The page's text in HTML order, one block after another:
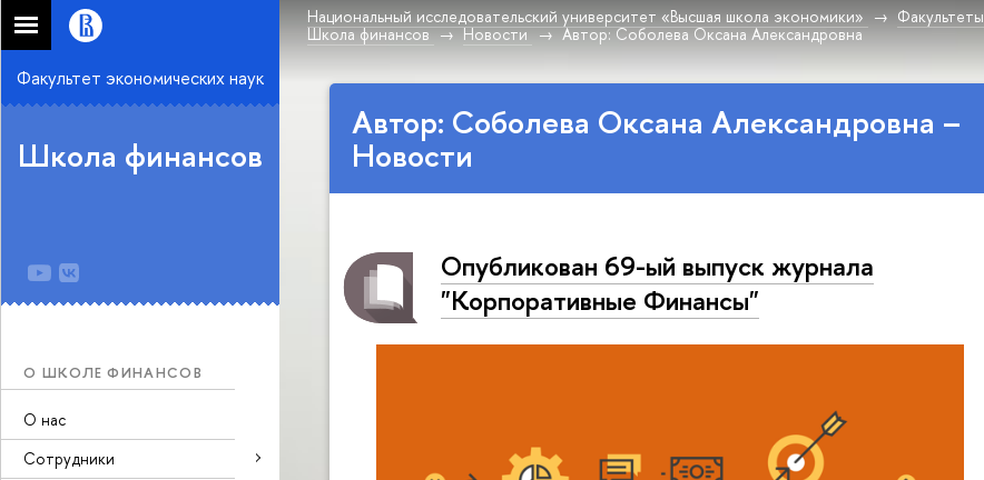
Национальный исследовательский университет «Высшая школа экономики» Факультеты
Школа финансов
Новости Автор: Соболева Оксана Александровна
Факультет экономических наук
Школа финансов
О ШКОЛЕ ФИНАНСОВ
О нас
Сотрудники
Автор: Соболева Оксана Александровна –
Новости
Опубликован 69-ый выпуск журнала
"Корпоративные Финансы"